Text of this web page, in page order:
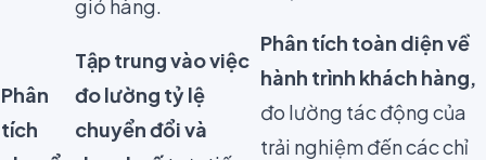
giỏ hàng.
Phân
tích
Tập trung vào việc
đo lường tỷ lệ
chuyển đổi và
Phân tích toàn diện về
hành trình khách hàng,
đo lường tác động của
trải nghiệm đến các chỉ